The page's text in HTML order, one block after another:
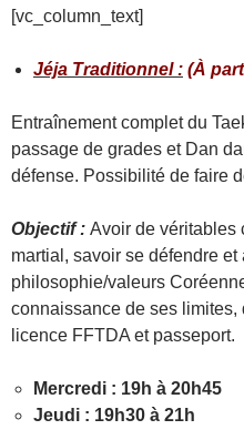
[vc_column_text]
Jéja Traditionnel : (À
Entraînement complet du
passage de grades et Dan
défense. Possibilité de faire
Objectif : Avoir de véritables
martial, savoir se défendre et
philosophie/valeurs
connaissance de ses
licence FFTDA et passeport.
Mercredi : 19h à 20h45
Jeudi : 19h30 à 21h